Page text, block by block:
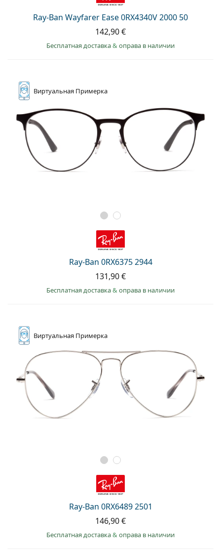
Все бренды
Ray-Ban Wayfarer Ease 0RX4340V 2000 50
142,90 €
Бесплатная доставка& оправа в наличии
Виртуальная Примерка
Ray-Ban 0RX6375 2944
131,90 €
Бесплатная доставка& оправа в наличии
Виртуальная Примерка
Ray-Ban 0RX6489 2501
146,90 €
Бесплатная доставка& оправа в наличии